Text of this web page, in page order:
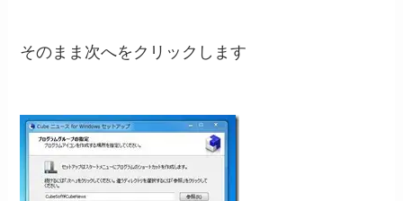
そのまま次へをクリックします